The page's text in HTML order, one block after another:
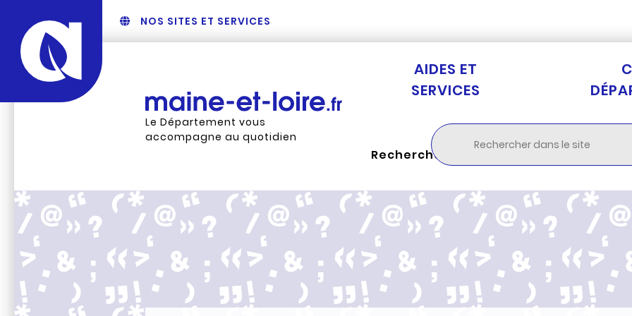
NOS SITES ET SERVICES
Le Département vous
accompagne au quotidien
AIDES ET
SERVICES
Rechercher